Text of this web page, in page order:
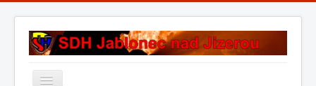
Přepnout